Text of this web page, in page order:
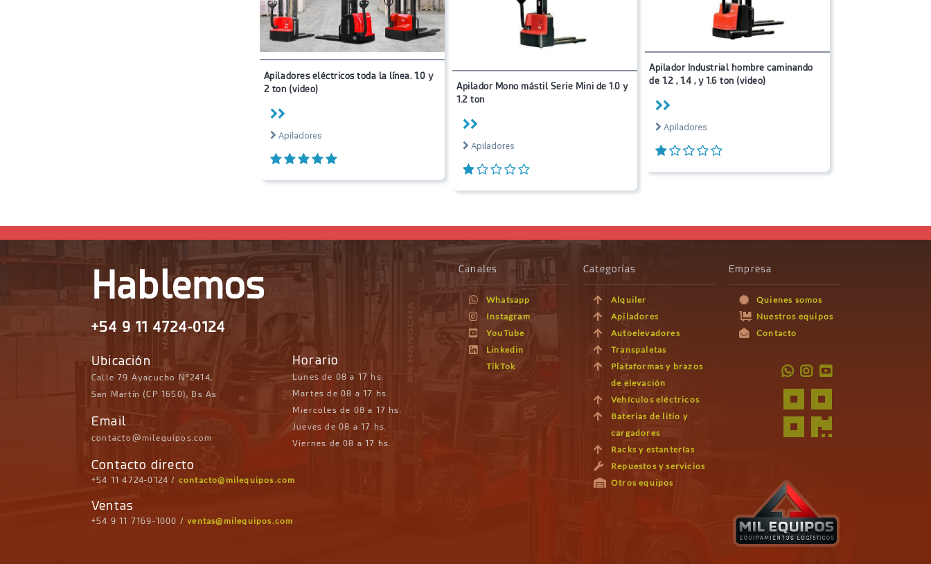
Apiladores eléctricos toda la línea. 1.0 y
2 ton (video)
Apiladores
Apilador Mono mástil Serie Mini de 1.0 y
1.2 ton
Apiladores
Apilador Industrial hombre caminando
de 1.2 , 1.4 , y 1.6 ton (video)
Apiladores
Hablemos
+54 9 11 4724-0124
Ubicación
Calle 79 Ayacucho N°2414,
San Martín (CP 1650), Bs As
Email
contacto@milequipos.com
Contacto directo
+54 11 4724-0124/ contacto@milequipos.com
Ventas
+54 9 11 7169-1000 / ventas@milequipos.com
Horario
Lunes de 08 a 17 hs.
Martes de 08 a 17 hs.
Miercoles de 08 a 17 hs.
Jueves de 08 a 17 hs.
Viernes de 08 a 17 hs.
Canales
Whatsapp
Instagram
YouTube
Linkedin
TikTok
Categorías
Alquiler
Apiladores
Autoelevadores
Transpaletas
Plataformas y brazos
de elevación
Vehículos eléctricos
Baterias de litio y
cargadores
Racks y estanterías
Repuestos y servicios
Otros equipos
Empresa
Quienes somos
Nuestros equipos
Contacto